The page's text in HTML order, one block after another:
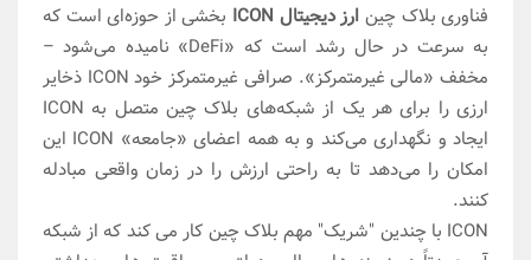
فناوری بلاک چین ارز دیجیتال ICON
بخشی از حوزه‌ای است که
به سرعت در حال رشد است که «DeFi» نامیده می‌شود –
مخفف «مالی غیرمتمرکز». صرافی غیرمتمرکز خود ICON ذخایر
ارزی را برای هر یک از شبکه‌های بلاک چین متصل به ICON
ایجاد و نگهداری می‌کند و به همه اعضای «جامعه» ICON این
امکان را می‌دهد تا به راحتی ارزش را در زمان واقعی مبادله
کنند.
ICON با چندین "شریک" مهم بلاک چین کار می کند که از شبکه